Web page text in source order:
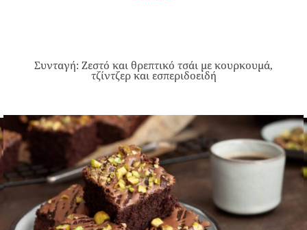
Συνταγή: Ζεστό και θρεπτικό τσάι με κουρκουμά,
τζίντζερ και εσπεριδοειδή